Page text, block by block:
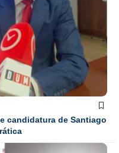
candidatura de Santiago